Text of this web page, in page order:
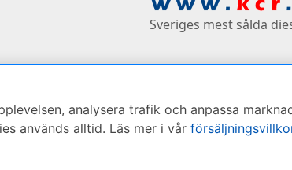
analysera trafik och anpassa
används alltid. Läs mer i vår
Sveriges mest sålda